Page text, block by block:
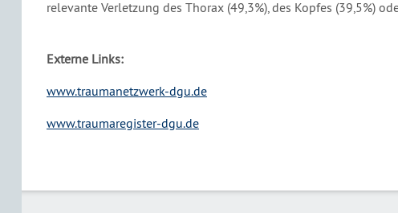
relevante Verletzung des Thorax (49,3%), des Kopfes (39,5%)
Externe Links:
www.traumanetzwerk-dgu.de
www.traumaregister-dgu.de